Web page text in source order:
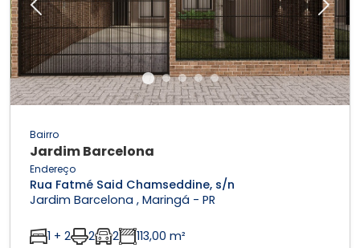
Previous Next
Bairro
Jardim Barcelona
Endereço
Rua Fatmé Said Chamseddine, s/n
Jardim Barcelona , Maringá - PR
1 + 2 2 2 113,00 m²